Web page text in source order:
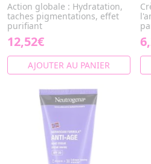
Action globale : Hydratation,
taches pigmentations, effet
purifiant
12,52€
AJOUTER AU PANIER